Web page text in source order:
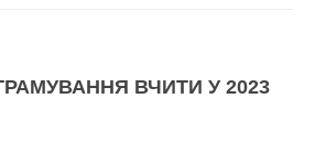
ВЧИТИ У 2023